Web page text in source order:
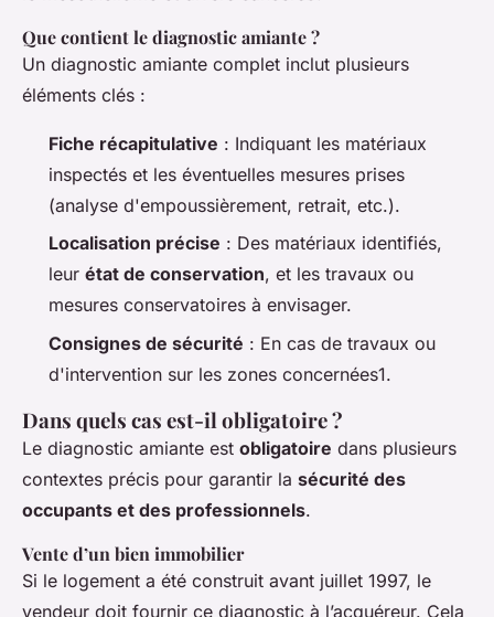
Que contient le diagnostic amiante ?
Un diagnostic amiante complet inclut plusieurs
éléments clés :
Fiche récapitulative : Indiquant les matériaux
inspectés et les éventuelles mesures prises
(analyse d'empoussièrement, retrait, etc.).
Localisation précise : Des matériaux identifiés,
leur état de conservation, et les travaux ou
mesures conservatoires à envisager.
Consignes de sécurité : En cas de travaux ou
d'intervention sur les zones concernées1.
Dans quels cas est-il obligatoire ?
Le diagnostic amiante est obligatoire dans plusieurs
contextes précis pour garantir la sécurité des
occupants et des professionnels.
Vente d’un bien immobilier
Si le logement a été construit avant juillet 1997, le
vendeur doit fournir ce diagnostic à l’acquéreur. Cela